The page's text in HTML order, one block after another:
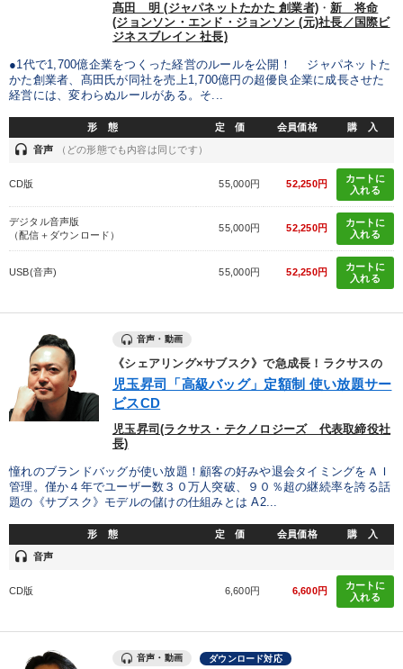
髙田 明 (ジャパネットたかた 創業者) ・新 将命
(ジョンソン・エンド・ジョンソン (元)社長／国際ビ
ジネスブレイン 社長)
●1代で1,700億企業をつくった経営のルールを公開！ ジャパネットた
かた創業者、髙田氏が同社を売上1,700億円の超優良企業に成長させた
経営には、変わらぬルールがある。そ...
形 態 定 価 会員価格 購 入
headset 音声 （どの形態でも内容は同じです）
CD版 55,000円 52,250円
カートに
入れる
デジタル音声版
（配信＋ダウンロード）
55,000円 52,250円
カートに
入れる
USB(音声) 55,000円 52,250円
カートに
入れる
音声・動画
《シェアリング×サブスク》で急成長！ラクサスの
児玉昇司「高級バッグ」定額制 使い放題サー
ビスCD
児玉昇司(ラクサス・テクノロジーズ 代表取締役社
長)
憧れのブランドバッグが使い放題！顧客の好みや退会タイミングをＡＩ
管理。僅か４年でユーザー数３０万人突破、９０％超の継続率を誇る話
題の《サブスク》モデルの儲けの仕組みとは A2...
形 態 定 価 会員価格 購 入
headset 音声
CD版 6,600円 6,600円
カートに
入れる
音声・動画 ダウンロード対応